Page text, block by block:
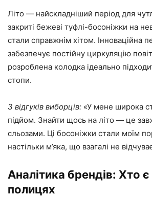
Літо — найскладніший період для
закриті бежеві туфлі-босоніжки на
стали справжнім хітом. Інноваційна
забезпечує постійну циркуляцію
розроблена колодка ідеально
стопи.
З відгуків виборців: «У мене широка
підйом. Знайти щось на літо — це
сльозами. Ці босоніжки стали моїм
настільки м’яка, що взагалі не
Аналітика брендів: Хто є
полицях